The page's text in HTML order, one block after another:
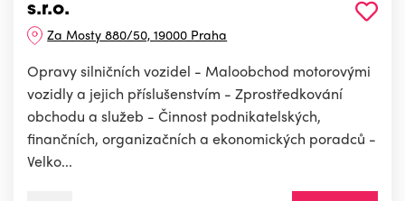
s.r.o.
Za Mosty 880/50, 19000 Praha
Opravy silničních vozidel - Maloobchod motorovými
vozidly a jejich příslušenstvím - Zprostředkování
obchodu a služeb - Činnost podnikatelských,
finančních, organizačních a ekonomických poradců -
Velko...